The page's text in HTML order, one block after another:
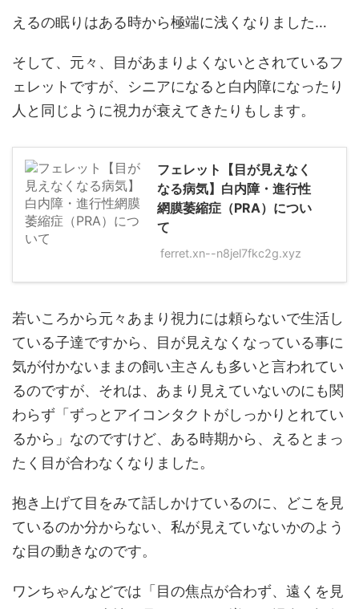
えるの眠りはある時から極端に浅くなりました…
そして、元々、目があまりよくないとされているフ
ェレットですが、シニアになると白内障になったり
人と同じように視力が衰えてきたりもします。
フェレット【目が見えなく
なる病気】白内障・進行性
網膜萎縮症（PRA）につい
て
ferret.xn--n8jel7fkc2g.xyz
若いころから元々あまり視力には頼らないで生活し
ている子達ですから、目が見えなくなっている事に
気が付かないままの飼い主さんも多いと言われてい
るのですが、それは、あまり見えていないのにも関
わらず「ずっとアイコンタクトがしっかりとれてい
るから」なのですけど、ある時期から、えるとまっ
たく目が合わなくなりました。
抱き上げて目をみて話しかけているのに、どこを見
ているのか分からない、私が見えていないかのよう
な目の動きなのです。
ワンちゃんなどでは「目の焦点が合わず、遠くを見